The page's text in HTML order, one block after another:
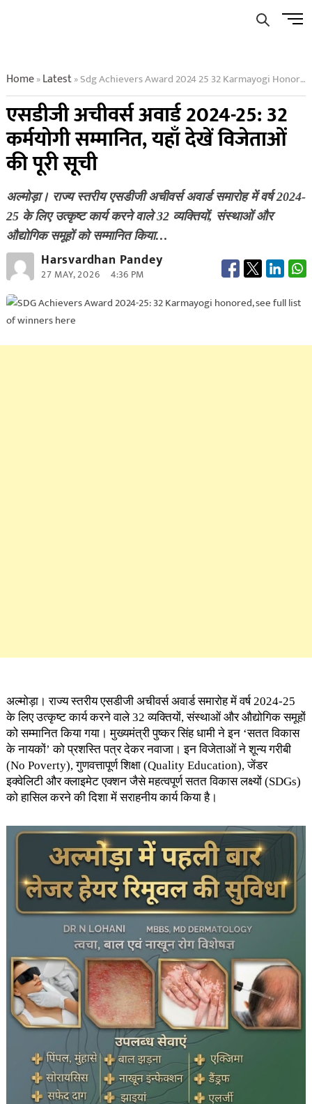
Menu
Home»Latest»Sdg Achievers Award 2024 25 32 Karmayogi Honored See Full List Of Winners Here
एसडीजी अचीवर्स अवार्ड 2024-25: 32
कर्मयोगी सम्मानित, यहाँ देखें विजेताओं
की पूरी सूची
अल्मोड़ा। राज्य स्तरीय एसडीजी अचीवर्स अवार्ड समारोह में वर्ष 2024-
25 के लिए उत्कृष्ट कार्य करने वाले 32 व्यक्तियों, संस्थाओं और
औद्योगिक समूहों को सम्मानित किया…
Harsvardhan Pandey
27 MAY, 2026 4:36 PM
अल्मोड़ा। राज्य स्तरीय एसडीजी अचीवर्स अवार्ड समारोह में वर्ष 2024-25
के लिए उत्कृष्ट कार्य करने वाले 32 व्यक्तियों, संस्थाओं और औद्योगिक समूहों
को सम्मानित किया गया। मुख्यमंत्री पुष्कर सिंह धामी ने इन ‘सतत विकास
के नायकों’ को प्रशस्ति पत्र देकर नवाजा। इन विजेताओं ने शून्य गरीबी
(No Poverty), गुणवत्तापूर्ण शिक्षा (Quality Education), जेंडर
इक्वेलिटी और क्लाइमेट एक्शन जैसे महत्वपूर्ण सतत विकास लक्ष्यों (SDGs)
को हासिल करने की दिशा में सराहनीय कार्य किया है।